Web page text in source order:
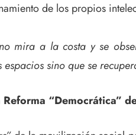
de los propios
mira a la costa y se
sino que se
“Democrática”